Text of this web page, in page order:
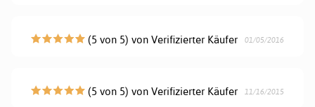
(5 von 5) von Verifizierter Käufer 01/05/2016
(5 von 5) von Verifizierter Käufer 11/16/2015